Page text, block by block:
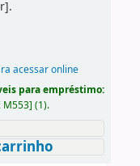
.
acessar online
para empréstimo:
M553] (1).